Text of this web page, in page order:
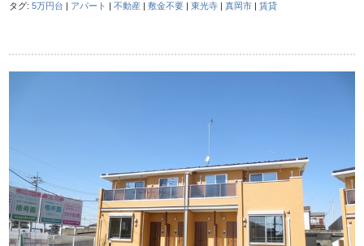
タグ:5万円台 | アパート |不動産 |敷金不要 |東光寺 |真岡市 |賃貸